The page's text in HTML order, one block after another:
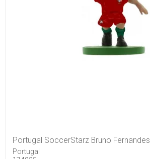
Portugal SoccerStarz Bruno Fernandes
Portugal